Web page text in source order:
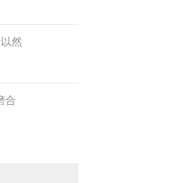
然
合